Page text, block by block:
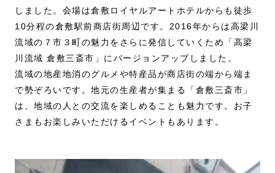
しました。会場は倉敷ロイヤルアートホテルからも徒歩
10分程の倉敷駅前商店街周辺です。2016年からは高梁川
流域の７市３町の魅力をさらに発信していくため「高梁
川流域 倉敷三斎市」にバージョンアップしました。
流域の地産地消のグルメや特産品が商店街の端から端ま
で勢ぞろいです。地元の生産者が集まる「倉敷三斎市」
は、地域の人との交流を楽しめることも魅力です。お子
さまもお楽しみいただけるイベントもあります。